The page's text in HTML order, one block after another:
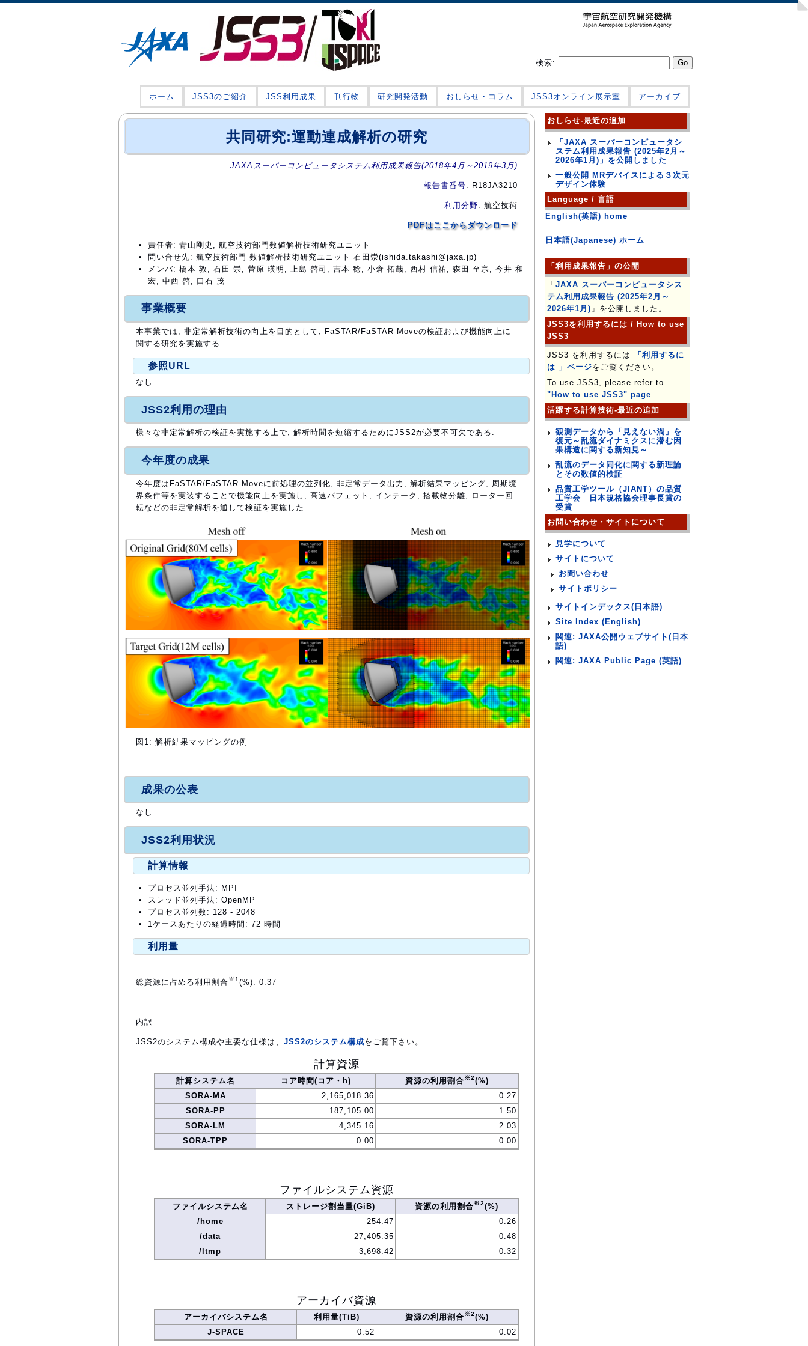
検索:
ホーム JSS3のご紹介 JSS利用成果 刊行物 研究開発活動 おしらせ・コラム JSS3オンライン展示室 アーカイブ
共同研究:運動連成解析の研究
JAXAスーパーコンピュータシステム利用成果報告(2018年4月～2019年3月)
報告書番号: R18JA3210
利用分野: 航空技術
PDFはここからダウンロード
責任者: 青山剛史, 航空技術部門数値解析技術研究ユニット
問い合せ先: 航空技術部門 数値解析技術研究ユニット 石田崇(ishida.takashi@jaxa.jp)
メンバ: 橋本 敦, 石田 崇, 菅原 瑛明, 上島 啓司, 吉本 稔, 小倉 拓哉, 西村 信祐, 森田 至宗, 今井 和
宏, 中西 啓, 口石 茂
事業概要
本事業では, 非定常解析技術の向上を目的として, FaSTAR/FaSTAR-Moveの検証および機能向上に
関する研究を実施する.
参照URL
なし
JSS2利用の理由
様々な非定常解析の検証を実施する上で, 解析時間を短縮するためにJSS2が必要不可欠である.
今年度の成果
今年度はFaSTAR/FaSTAR-Moveに前処理の並列化, 非定常データ出力, 解析結果マッピング, 周期境
界条件等を実装することで機能向上を実施し, 高速バフェット, インテーク, 搭載物分離, ローター回
転などの非定常解析を通して検証を実施した.
図1: 解析結果マッピングの例
成果の公表
なし
JSS2利用状況
計算情報
プロセス並列手法: MPI
スレッド並列手法: OpenMP
プロセス並列数: 128 - 2048
1ケースあたりの経過時間: 72 時間
利用量
総資源に占める利用割合※1 (%): 0.37
内訳
JSS2のシステム構成や主要な仕様は、 JSS2のシステム構成をご覧下さい。
計算資源
計算システム名 コア時間(コア・h) 資源の利用割合※2(%)
SORA-MA
2,165,018.36
0.27
SORA-PP
187,105.00
1.50
SORA-LM
4,345.16
2.03
SORA-TPP
0.00 0.00
ファイルシステム資源
ファイルシステム名 ストレージ割当量(GiB) 資源の利用割合※2(%)
/home
254.47
0.26
/data
27,405.35
0.48
/ltmp
3,698.42 0.32
アーカイバ資源
アーカイバシステム名 利用量(TiB) 資源の利用割合※2(%)
J-SPACE
0.52 0.02
おしらせ-最近の追加
「JAXA スーパーコンピュータシ
ステム利用成果報告 (2025年2月～
2026年1月)」を公開しました
一般公開 MRデバイスによる３次元
デザイン体験
Language / 言語
English(英語) home
日本語(Japanese) ホーム
「利用成果報告」の公開
「 JAXA スーパーコンピュータシス
テム利用成果報告 (2025年2月～
2026年1月) 」を公開しました。
JSS3を利用するには / How to use
JSS3
JSS3 を利用するには
「利用するに
は 」ページをご覧ください。
To use JSS3, please refer to
"How to use JSS3" page.
活躍する計算技術-最近の追加
観測データから「見えない渦」を
復元～乱流ダイナミクスに潜む因
果構造に関する新知見～
乱流のデータ同化に関する新理論
とその数値的検証
品質工学ツール（JIANT）の品質
工学会 日本規格協会理事長賞の
受賞
お問い合わせ・サイトについて
見学について
サイトについて
お問い合わせ
サイトポリシー
サイトインデックス(日本語)
Site Index (English)
関連: JAXA公開ウェブサイト(日本
語)
関連: JAXA Public Page (英語)